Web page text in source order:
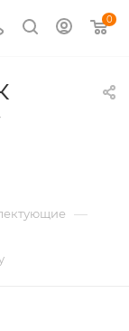
0
—